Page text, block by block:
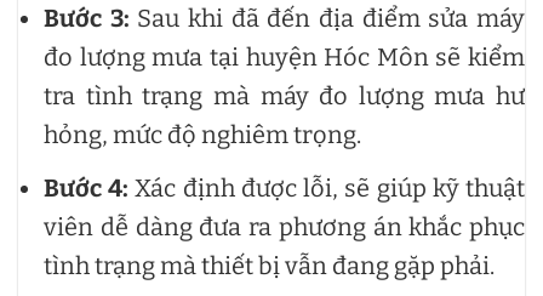
Bước 3: Sau khi đã đến địa điểm sửa máy
đo lượng mưa tại huyện Hóc Môn sẽ kiểm
tra tình trạng mà máy đo lượng mưa hư
hỏng, mức độ nghiêm trọng.
Bước 4: Xác định được lỗi, sẽ giúp kỹ thuật
viên dễ dàng đưa ra phương án khắc phục
tình trạng mà thiết bị vẫn đang gặp phải.